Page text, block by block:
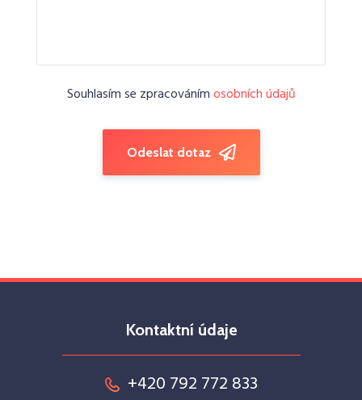
Souhlasím se zpracovánímosobních údajů
Odeslat dotaz
Kontaktní údaje
+420 792 772 833